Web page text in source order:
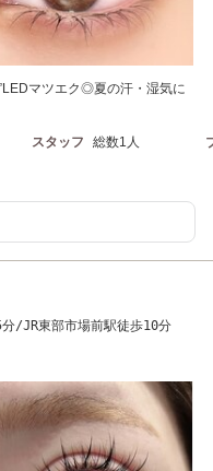
マツエク◎夏の汗・湿気に
スタッフ 総数1人
/JR東部市場前駅徒歩10分